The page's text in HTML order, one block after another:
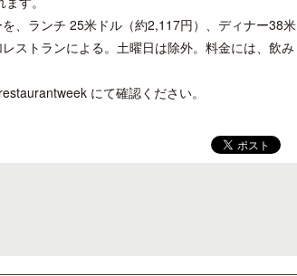
、ランチ 25米ドル（約2,117円）、ディナー38米
ストランによる。土曜日は除外。料金には、飲み
にて確認ください。